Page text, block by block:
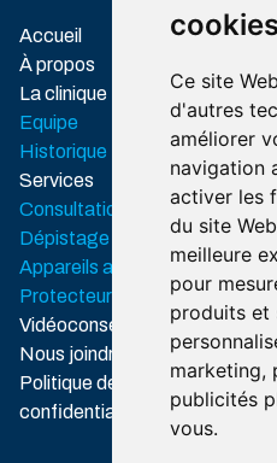
Ce site
d'autres
améliorer
navigation
activer les
du site Web
meilleure
pour
produits et
marketing,
publicités
vous.
Accueil
À propos
La clinique
Equipe
Historique
Services
Consultation
Dépistage auditif
Appareils auditif
Protecteurs auditifs
Vidéoconseils
Nous joindre
Politique de
confidentialité